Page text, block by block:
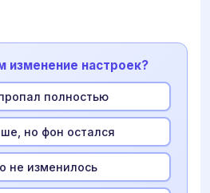
изменение настроек?
полностью
но фон остался
не изменилось